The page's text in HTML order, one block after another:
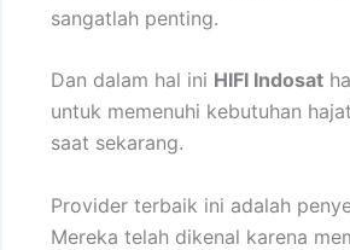
sangatlah penting.
Dan dalam hal ini HIFI Indosat
untuk memenuhi kebutuhan
saat sekarang.
Provider terbaik ini adalah
Mereka telah dikenal karena